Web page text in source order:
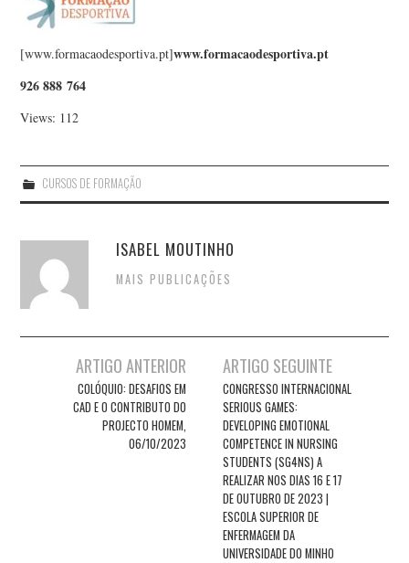
[www.formacaodesportiva.pt]www.formacaodesportiva.pt
926 888 764
Views: 112
CURSOS DE FORMAÇÃO
ISABEL MOUTINHO
MAIS PUBLICAÇÕES
navigation
ARTIGO ANTERIOR
COLÓQUIO: DESAFIOS EM
CAD E O CONTRIBUTO DO
PROJECTO HOMEM,
06/10/2023
ARTIGO SEGUINTE
CONGRESSO INTERNACIONAL
SERIOUS GAMES:
DEVELOPING EMOTIONAL
COMPETENCE IN NURSING
STUDENTS (SG4NS) A
REALIZAR NOS DIAS 16 E 17
DE OUTUBRO DE 2023 |
ESCOLA SUPERIOR DE
ENFERMAGEM DA
UNIVERSIDADE DO MINHO